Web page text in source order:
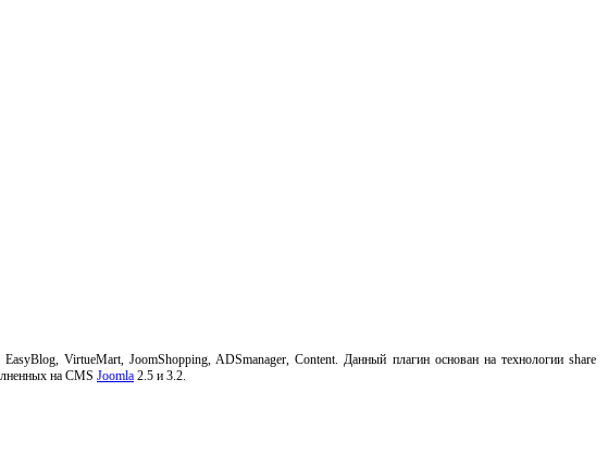
VirtueMart, JoomShopping, ADSmanager, Content. Данный плагин основан на технологии share
на CMS Joomla 2.5 и 3.2.